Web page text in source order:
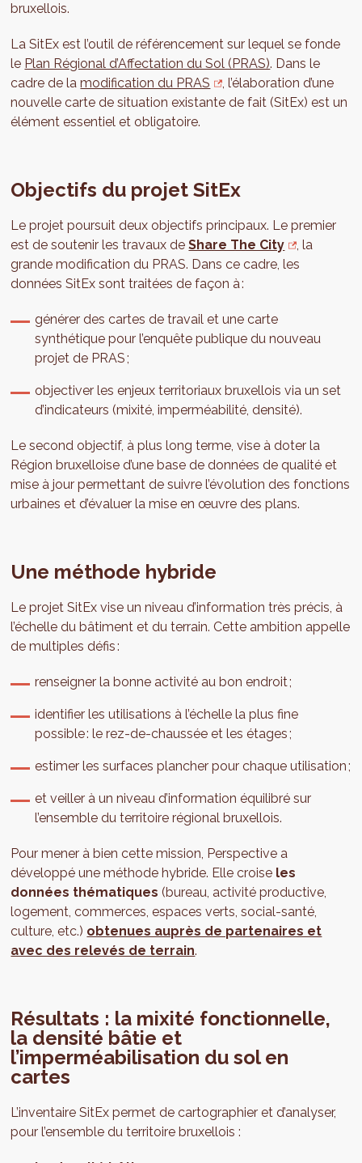
bruxellois.
La SitEx est l’outil de référencement sur lequel se fonde
le Plan Régional d’Affectation du Sol (PRAS). Dans le
cadre de lamodification du PRAS
, l’élaboration d’une
nouvelle carte de situation existante de fait (SitEx) est un
élément essentiel et obligatoire.
Objectifs du projet SitEx
Le projet poursuit deux objectifs principaux. Le premier
est de soutenir les travaux deShare The City
, la
grande modification du PRAS. Dans ce cadre, les
données SitEx sont traitées de façon à :
générer des cartes de travail et une carte
synthétique pour l’enquête publique du nouveau
projet de PRAS ;
objectiver les enjeux territoriaux bruxellois via un set
d’indicateurs (mixité, imperméabilité, densité).
Le second objectif, à plus long terme, vise à doter la
Région bruxelloise d’une base de données de qualité et
mise à jour permettant de suivre l’évolution des fonctions
urbaines et d’évaluer la mise en œuvre des plans.
Une méthode hybride
Le projet SitEx vise un niveau d’information très précis, à
l’échelle du bâtiment et du terrain. Cette ambition appelle
de multiples défis :
renseigner la bonne activité au bon endroit ;
identifier les utilisations à l’échelle la plus fine
possible : le rez-de-chaussée et les étages ;
estimer les surfaces plancher pour chaque utilisation ;
et veiller à un niveau d’information équilibré sur
l’ensemble du territoire régional bruxellois.
Pour mener à bien cette mission, Perspective a
développé une méthode hybride. Elle croise les
données thématiques (bureau, activité productive,
logement, commerces, espaces verts, social-santé,
culture, etc.) obtenues auprès de partenaires et
avec des relevés de terrain.
Résultats : la mixité fonctionnelle,
la densité bâtie et
l’imperméabilisation du sol en
cartes
L’inventaire SitEx permet de cartographier et d’analyser,
pour l’ensemble du territoire bruxellois :